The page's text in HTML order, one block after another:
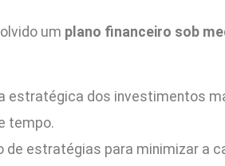
um plano financeiro sob
estratégica dos investimentos
tempo.
de estratégias para minimizar a